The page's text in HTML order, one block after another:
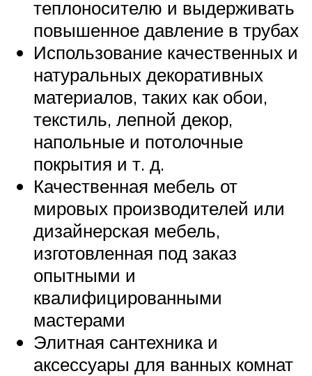
теплоносителю и выдерживать
повышенное давление в трубах
Использование качественных и
натуральных декоративных
материалов, таких как обои,
текстиль, лепной декор,
напольные и потолочные
покрытия и т. д.
Качественная мебель от
мировых производителей или
дизайнерская мебель,
изготовленная под заказ
опытными и
квалифицированными
мастерами
Элитная сантехника и
аксессуары для ванных комнат